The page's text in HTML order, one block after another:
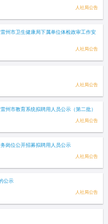
人社局公告
州市卫生健康局下属单位体检政审工作安
人社局公告
人社局公告
州市教育系统拟聘用人员公示（第二批）
人社局公告
岗位公开招募拟聘用人员公示
人社局公告
公示
人社局公告